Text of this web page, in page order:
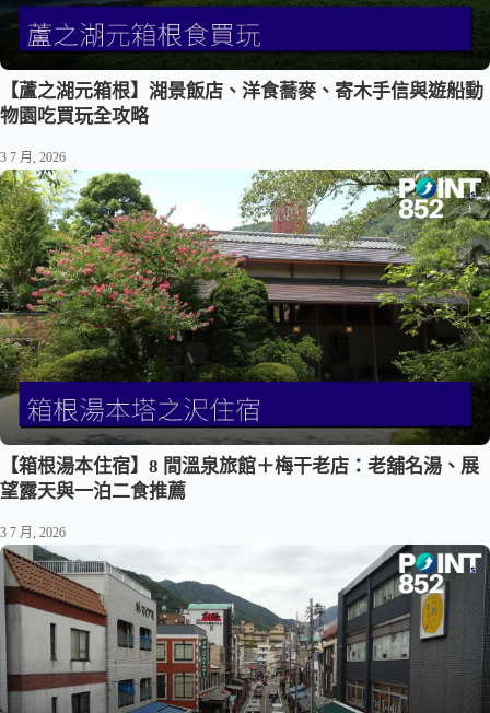
【蘆之湖元箱根】湖景飯店、洋食蕎麥、寄木手信與遊船動
物園吃買玩全攻略
3 7 月, 2026
【箱根湯本住宿】8 間溫泉旅館＋梅干老店：老舖名湯、展
望露天與一泊二食推薦
3 7 月, 2026